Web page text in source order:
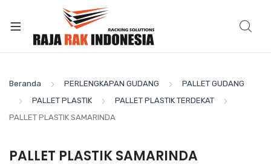
Beranda PERLENGKAPAN GUDANG
PALLET GUDANG
PALLET PLASTIK
PALLET PLASTIK TERDEKAT
PALLET PLASTIK SAMARINDA
PALLET PLASTIK SAMARINDA